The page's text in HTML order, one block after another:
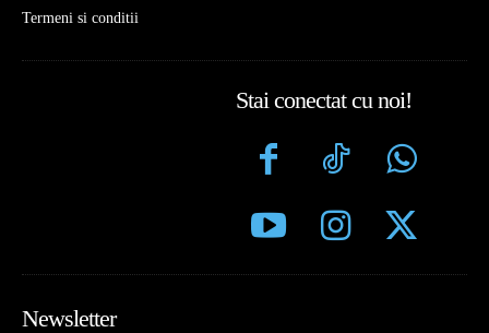
Termeni si conditii
Stai conectat cu noi!
Newsletter